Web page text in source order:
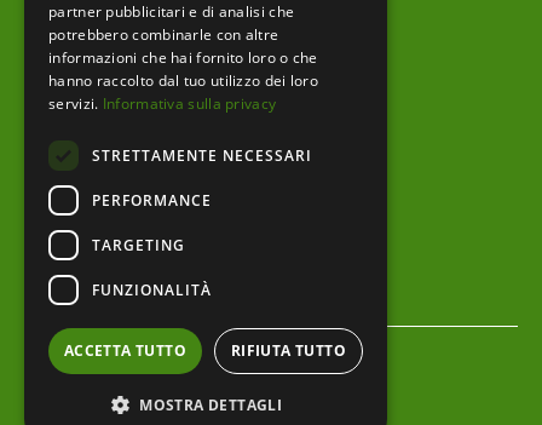
menu footer
Ente
Amministrazione trasparente
Bandi e Avvisi
Area riservata
Servizi al cittadino
menu bottom footer
Privacy Policy
Cookie Policy
partner pubblicitari e di analisi che
potrebbero combinarle con altre
informazioni che hai fornito loro o che
hanno raccolto dal tuo utilizzo dei loro
servizi. Informativa sulla privacy
STRETTAMENTE NECESSARI
PERFORMANCE
TARGETING
FUNZIONALITÀ
ACCETTA TUTTO RIFIUTA TUTTO
MOSTRA DETTAGLI